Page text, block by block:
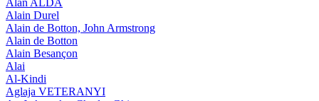
Alain Durel
Alain de Botton, John Armstrong
Alain de Botton
Alain Besançon
Alai
Al-Kindi
Aglaja VETERANYI